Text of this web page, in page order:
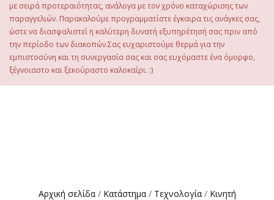
με σειρά προτεραιότητας, ανάλογα με τον χρόνο καταχώρισης των
παραγγελιών. Παρακαλούμε προγραμματίστε έγκαιρα τις ανάγκες σας,
ώστε να διασφαλιστεί η καλύτερη δυνατή εξυπηρέτησή σας πριν από
την περίοδο των διακοπών.Σας ευχαριστούμε θερμά για την
εμπιστοσύνη και τη συνεργασία σας και σας ευχόμαστε ένα όμορφο,
ξέγνοιαστο και ξεκούραστο καλοκαίρι. :)
Αρχική σελίδα/ Κατάστημα/ Τεχνολογία/ Κινητή